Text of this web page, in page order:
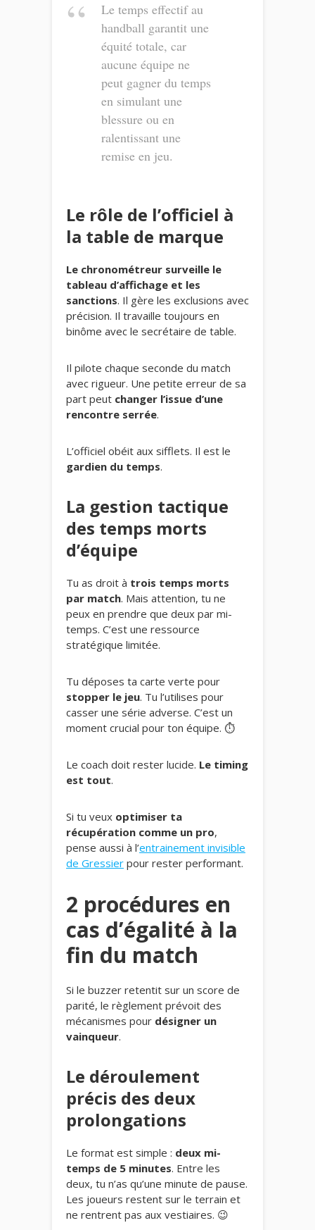
Le temps effectif au
handball garantit une
équité totale, car
aucune équipe ne
peut gagner du temps
en simulant une
blessure ou en
ralentissant une
remise en jeu.
Le rôle de l’officiel à
la table de marque
Le chronométreur surveille le
tableau d’affichage et les
sanctions. Il gère les exclusions avec
précision. Il travaille toujours en
binôme avec le secrétaire de table.
Il pilote chaque seconde du match
avec rigueur. Une petite erreur de sa
part peut changer l’issue d’une
rencontre serrée.
L’officiel obéit aux sifflets. Il est le
gardien du temps.
La gestion tactique
des temps morts
d’équipe
Tu as droit à trois temps morts
par match. Mais attention, tu ne
peux en prendre que deux par mi-
temps. C’est une ressource
stratégique limitée.
Tu déposes ta carte verte pour
stopper le jeu. Tu l’utilises pour
casser une série adverse. C’est un
moment crucial pour ton équipe. ⏱️
Le coach doit rester lucide. Le timing
est tout.
Si tu veux optimiser ta
récupération comme un pro,
pense aussi à l’entrainement invisible
de Gressier pour rester performant.
2 procédures en
cas d’égalité à la
fin du match
Si le buzzer retentit sur un score de
parité, le règlement prévoit des
mécanismes pour désigner un
vainqueur.
Le déroulement
précis des deux
prolongations
Le format est simple : deux mi-
temps de 5 minutes. Entre les
deux, tu n’as qu’une minute de pause.
Les joueurs restent sur le terrain et
ne rentrent pas aux vestiaires. 😉